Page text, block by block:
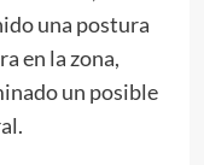
una postura
en la zona,
un posible